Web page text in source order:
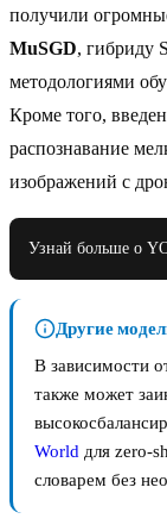
получили
MuSGD, гибриду
методологиями
Кроме того,
распознавание
изображений с
Узнай больше о
Другие
В зависимости
также может
World для zero-
словарем без